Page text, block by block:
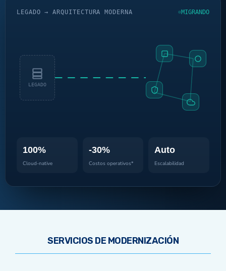
LEGADO → ARQUITECTURA MODERNA MIGRANDO
LEGADO
100%
Cloud-native
-30%
Costos operativos*
Auto
Escalabilidad
SERVICIOS DE MODERNIZACIÓN